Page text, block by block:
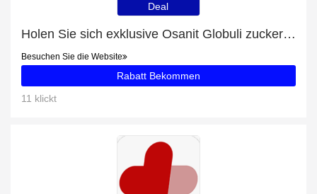
Deal
Holen Sie sich exklusive Osanit Globuli zuckerfrei-Angebote online: bis zu 15% Rabatt
Besuchen Sie die Website
Rabatt Bekommen
11 klickt